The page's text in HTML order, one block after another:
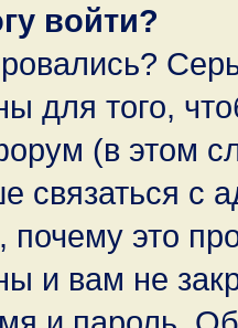
войти?
для того,
(в этом
связаться с
почему это
и вам не